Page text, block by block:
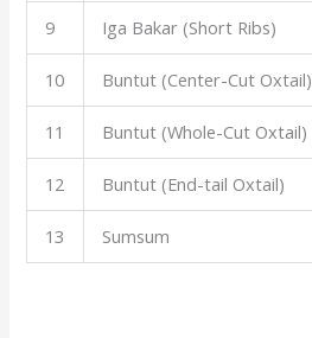
9 Iga Bakar (Short Ribs)
10 Buntut (Center-Cut Oxtail)
11 Buntut (Whole-Cut Oxtail)
12 Buntut (End-tail Oxtail)
13 Sumsum